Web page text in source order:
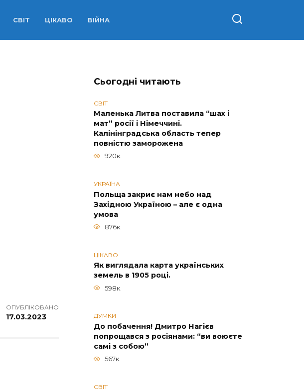
СВІТ ЦІКАВО ВІЙНА
ОПУБЛІКОВАНО
17.03.2023
Сьогодні читають
СВІТ
Маленька Литва поставила “шах і
мат” росії і Німеччині.
Калінінградська область тепер
повністю заморожена
920к.
УКРАЇНА
Польща закриє нам небо над
Західною Україною – але є одна
умова
876к.
ЦІКАВО
Як виглядала карта українських
земель в 1905 році.
598к.
ДУМКИ
До побачення! Дмитро Нагієв
попрощався з росіянами: “ви воюєте
самі з собою”
567к.
СВІТ